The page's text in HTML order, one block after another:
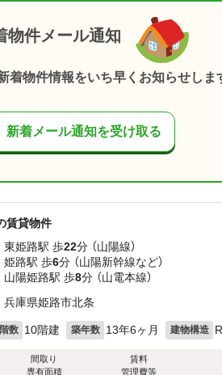
物件メール通知
着物件情報をいち早くお知らせしま
新着メール通知を受け取る
賃貸物件
東姫路駅 歩22分 （山陽線）
姫路駅 歩6分 （山陽新幹線など）
山陽姫路駅 歩8分 （山電本線）
兵庫県姫路市北条
数 10階建 築年数 13年6ヶ月 建物構造
間取り
専有面積
賃料
管理費等